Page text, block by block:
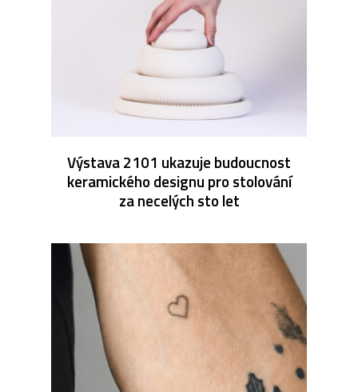
Výstava 2101 ukazuje budoucnost
keramického designu pro stolování
za necelých sto let